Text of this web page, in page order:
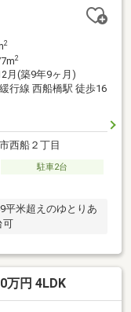
2
2
月(築9年9ヶ月)
行線 西船橋駅 徒歩16
西船２丁目
駐車2台
米超えのゆとりあ
可
万円 4LDK